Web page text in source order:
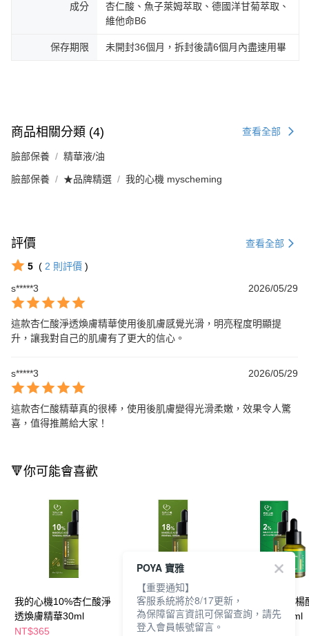
成分
杏仁酸、魚子萊姆萃取、德國洋甘菊萃取、
維他命B6
保存期限 未開封36個月，拆封後請6個月內盡速用畢
商品相關分類 (4) 查看全部
臉部保養 精華液/油
臉部保養 ★品牌精選 我的心機 myscheming
評價 查看全部
5 ( 2 則評價 )
s*****3
2026/05/29
這款杏仁酸淨透煥膚精華使用後肌膚感覺光滑，明亮程度明顯提
升，讓我對自己的肌膚有了更大的信心。
s*****3 2026/05/29
這款杏仁酸精華真的很棒，使用後肌膚變得光滑柔嫩，效果令人驚
喜，值得推薦給大家！
🔻你可能會喜歡
我的心機10%杏仁酸淨
透煥膚精華30ml
NT$365
我的心機18%杏仁酸淨
透煥膚精華30ml
NT$410
我的心機2%水楊
痘修護精華30ml
POYA 寶雅
【重要通知】
客服系統將於8/17更新，
為保障留言資訊可保留查詢，請先
登入會員帳號留言。